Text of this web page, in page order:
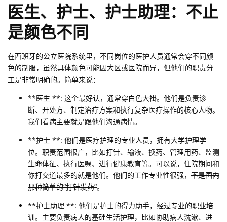
医生、护士、护士助理：不止
是颜色不同
在西班牙的公立医院系统里，不同岗位的医护人员通常会穿不同颜
色的制服，虽然具体颜色可能因大区或医院而异，但他们的职责分
工是非常明确的。简单来说：
**医生 **: 这个最好认，通常穿白色大褂。他们是负责诊
断、开处方、制定治疗方案和执行复杂医疗操作的核心人物。
我们看病主要就是跟他们沟通病情。
**护士 **: 他们是医疗护理的专业人员，拥有大学护理学
位。职责范围很广，比如打针、输液、换药、管理用药、监测
生命体征、执行医嘱、进行健康教育等。可以说，住院期间和
你打交道最多的就是他们。他们的工作专业性很强， 不是国内
那种简单的“打针发药”。
**护士助理 **: 他们是护士的得力助手，经过专业的职业培
训。主要负责病人的基础生活护理，比如协助病人洗漱、进